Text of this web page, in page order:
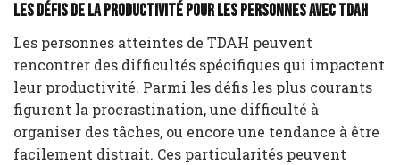
Les défis de la productivité pour les personnes avec TDAH
Les personnes atteintes de TDAH peuvent
rencontrer des difficultés spécifiques qui impactent
leur productivité. Parmi les défis les plus courants
figurent la procrastination, une difficulté à
organiser des tâches, ou encore une tendance à être
facilement distrait. Ces particularités peuvent